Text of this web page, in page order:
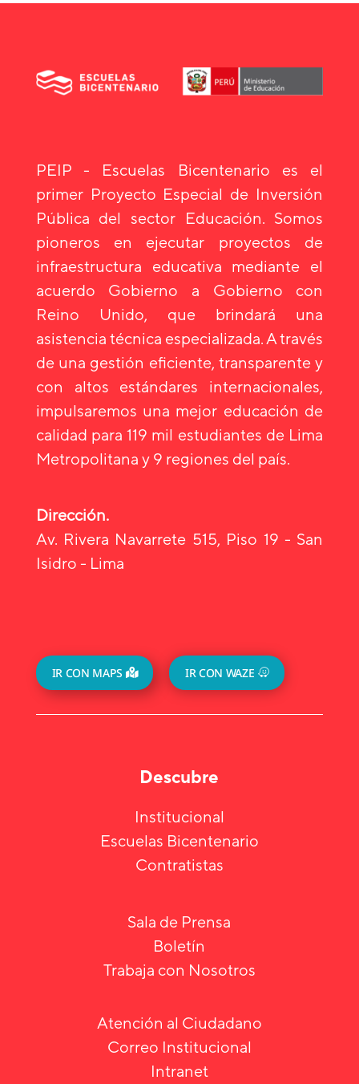
PEIP - Escuelas Bicentenario es el
primer Proyecto Especial de Inversión
Pública del sector Educación. Somos
pioneros en ejecutar proyectos de
infraestructura educativa mediante el
acuerdo Gobierno a Gobierno con
Reino Unido, que brindará una
asistencia técnica especializada. A través
de una gestión eficiente, transparente y
con altos estándares internacionales,
impulsaremos una mejor educación de
calidad para 119 mil estudiantes de Lima
Metropolitana y 9 regiones del país.
Dirección.
Av. Rivera Navarrete 515, Piso 19 - San
Isidro - Lima
IR CON MAPS IR CON WAZE
Descubre
Institucional
Escuelas Bicentenario
Contratistas
Sala de Prensa
Boletín
Trabaja con Nosotros
Atención al Ciudadano
Correo Institucional
Intranet